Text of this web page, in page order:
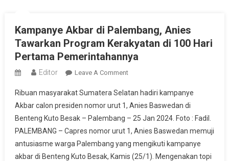
Kampanye Akbar di Palembang, Anies
Tawarkan Program Kerakyatan di 100 Hari
Pertama Pemerintahannya
Editor Leave A CommentOn
Akbar
Di
Palembang,
Anies
Tawarkan
Program
Ribuan masyarakat Sumatera Selatan hadiri kampanye
Akbar calon presiden nomor urut 1, Anies Baswedan di
Benteng Kuto Besak – Palembang – 25 Jan 2024. Foto : Fadil.
PALEMBANG – Capres nomor urut 1, Anies Baswedan memuji
antusiasme warga Palembang yang mengikuti kampanye
akbar di Benteng Kuto Besak, Kamis (25/1). Mengenakan topi